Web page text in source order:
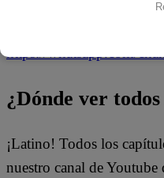
https://whatsapp.com/
¿Dónde ver
¡Latino! Todos los
nuestro canal de Youtube